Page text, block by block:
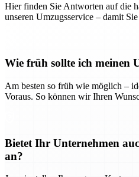
Hier finden Sie Antworten auf die
unseren Umzugsservice – damit
Wie früh sollte ich meinen
Am besten so früh wie möglich –
Voraus. So können wir Ihren
Bietet Ihr Unternehmen
an?